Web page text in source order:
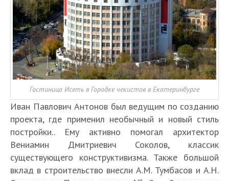
Гостиница Исеть в Городке чекистов в Екатеринбурге
Иван Павлович Антонов был ведущим по созданию
проекта, где применил необычный и новый стиль
постройки.. Ему активно помогал архитектор
Вениамин Дмитриевич Соколов, классик
существующего конструктивизма. Также большой
вклад в строительство внесли А.М. Тумбасов и А.Н.